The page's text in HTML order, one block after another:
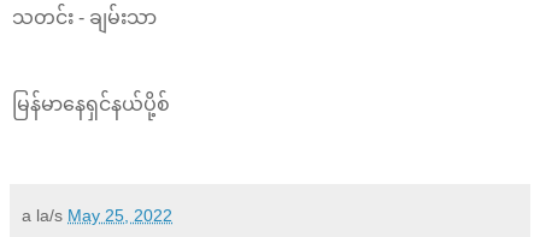
သတင်း - ချမ်းသာ
မြန်မာနေရှင်နယ်ပို့စ်
a la/s May 25, 2022